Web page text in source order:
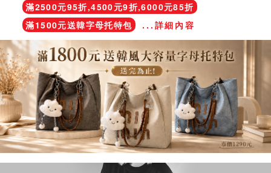
滿2500元95折,4500元9折,6000元85折
滿1500元送韓字母托特包
...詳細內容